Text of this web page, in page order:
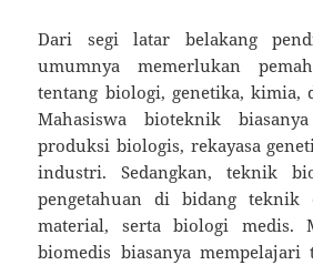
Dari segi latar belakang
umumnya memerlukan
tentang biologi, genetika, kimia,
Mahasiswa bioteknik
produksi biologis, rekayasa
industri. Sedangkan, teknik
pengetahuan di bidang teknik
material, serta biologi medis.
biomedis biasanya mempelajari